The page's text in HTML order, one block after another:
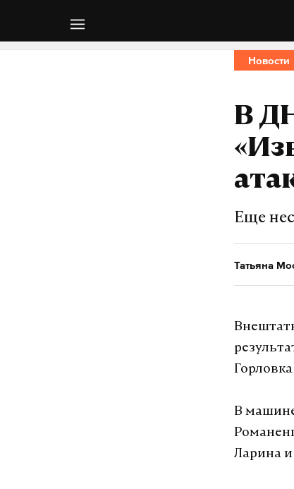
Новости
В
Еще
Татьяна
В
Ларина